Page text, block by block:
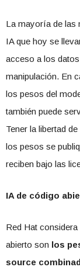
La mayoría de las
IA que hoy se
acceso a los
manipulación. En
los pesos del
también puede
Tener la libertad
los pesos se
reciben bajo las
IA de código
Red Hat
abierto son los
source